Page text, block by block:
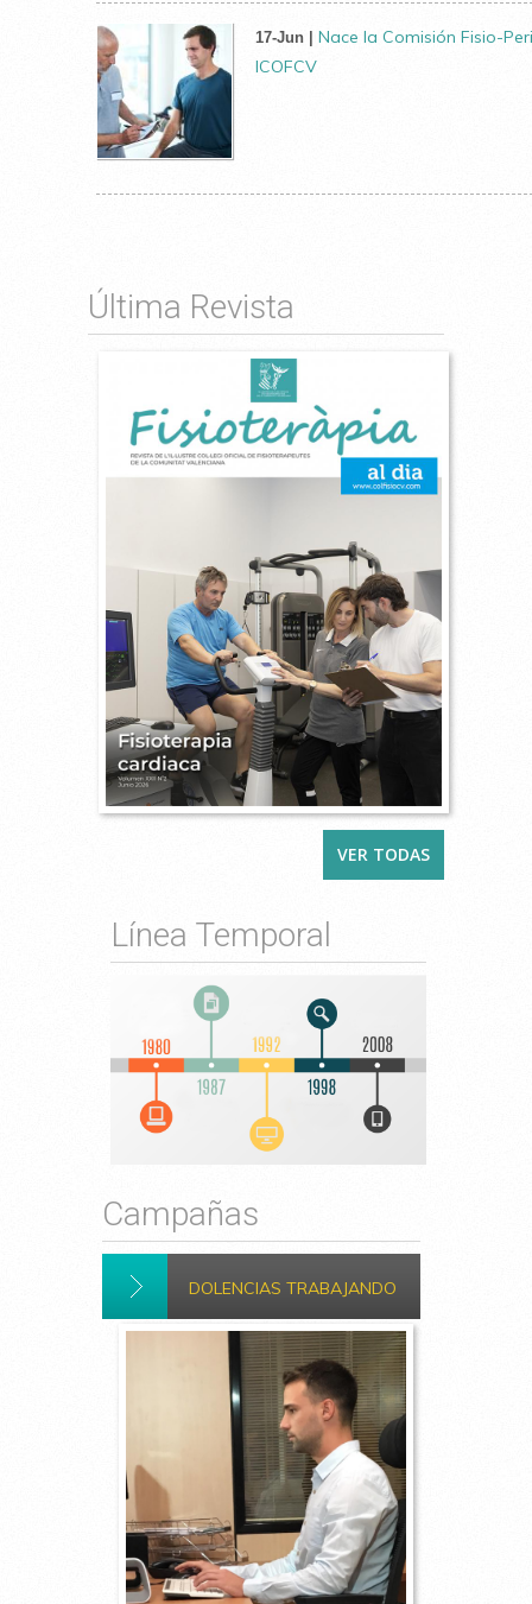
17-Jun | Nace la Comisión Fisio-
ICOFCV
Última Revista
VER TODAS
Línea Temporal
Campañas
DOLENCIAS TRABAJANDO